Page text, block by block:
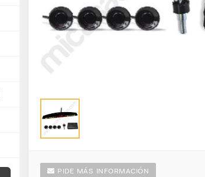
PIDE MÁS INFORMACIÓN